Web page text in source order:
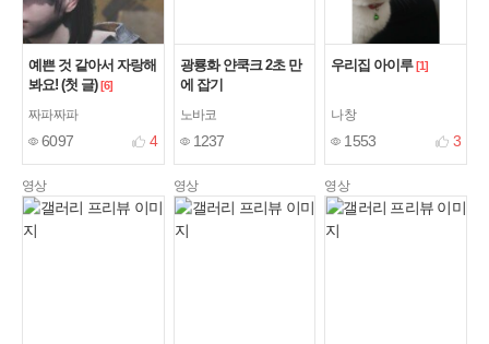
예쁜 것 같아서 자랑해
봐요! (첫 글) [6]
짜파짜파
6097 4
광룡화 얀쿡크 2초 만
에 잡기
노바코
1237
우리집 아이루 [1]
나창
1553 3
영상 영상 영상